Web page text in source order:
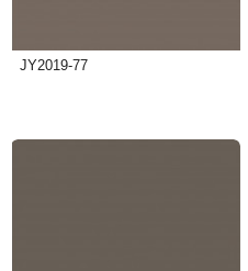
JY2019-77